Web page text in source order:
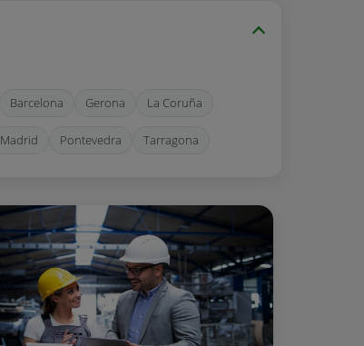
Barcelona Gerona La Coruña
Madrid Pontevedra Tarragona